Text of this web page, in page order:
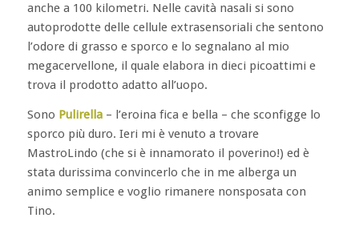
anche a 100 kilometri. Nelle cavità nasali si sono
autoprodotte delle cellule extrasensoriali che sentono
l’odore di grasso e sporco e lo segnalano al mio
megacervellone, il quale elabora in dieci picoattimi e
trova il prodotto adatto all’uopo.
Sono Pulirella– l’eroina fica e bella – che sconfigge lo
sporco più duro. Ieri mi è venuto a trovare
MastroLindo (che si è innamorato il poverino!) ed è
stata durissima convincerlo che in me alberga un
animo semplice e voglio rimanere nonsposata con
Tino.